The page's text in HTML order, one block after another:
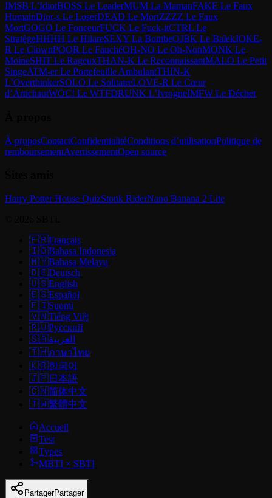
IMSB L’IdiotBOSS Le LeaderMUM La MamanFAKE Le Faux
HumainDior-s Le LoserDEAD Le MortZZZZ Le Faux
MortGOGO Le FonceurFUCK Le Fuck-itCTRL Le
StratègeHHHH Le HilareSEXY La BombeOJBK Le BalekJOKE-
R Le ClownPOOR Le FauchéOH-NO Le Oh-NonMONK Le
MoineSHIT Le RageuxTHAN-K Le ReconnaissantMALO Le Petit
SingeATM-er Le Portefeuille AmbulantTHIN-K
L’OverthinkerSOLO Le SolitaireLOVE-R Le Cœur
d’ArtichautWOC! Le WTFDRUNK L’IvrogneIMFW Le Déchet
À proposContactConfidentialitéConditions d’utilisationPolitique de
remboursementAvertissementOpen source
Harry Potter House QuizStonk RiderNano Banana 2 Lite
🇫🇷Français
🇮🇩Bahasa Indonesia
🇲🇾Bahasa Melayu
🇩🇪Deutsch
🇺🇸English
🇪🇸Español
🇫🇮Suomi
🇻🇳Tiếng Việt
🇷🇺Русский
🇸🇦العربية
🇹🇭ภาษาไทย
🇰🇷한국어
🇯🇵日本語
🇨🇳简体中文
🇹🇼繁體中文
Accueil
Test
Types
MBTI × SBTI
PartagerPartager